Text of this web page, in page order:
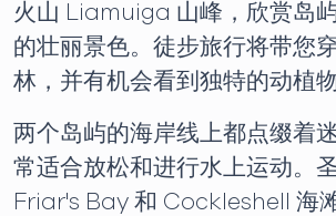
火山 Liamuiga 山峰，欣赏岛
的壮丽景色。徒步旅行将带您
林，并有机会看到独特的动植物
两个岛屿的海岸线上都点缀着
常适合放松和进行水上运动。
Friar's Bay 和 Cockleshell 海